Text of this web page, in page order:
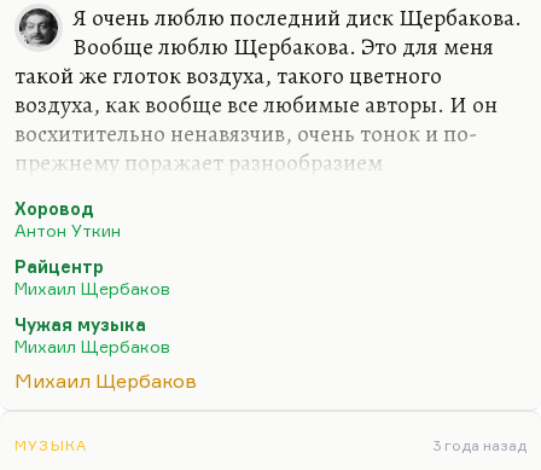
Я очень люблю последний диск Щербакова.
Вообще люблю Щербакова. Это для меня
такой же глоток воздуха, такого цветного
воздуха, как вообще все любимые авторы. И он
восхитительно ненавязчив, очень тонок и по-
прежнему поражает разнообразием
последних дисках ничего принципиально нового
о котором я писал довольно много. Практически
все, что было о нем написано в нулевые годы, оно
сохраняет свою актуальность. Когда появится
какое-то принципиально новое качество, новая
манера, новая лексика, новая тематика, тогда об
это продолжение лучших щербаковских…
Хоровод
Антон Уткин
Райцентр
Михаил Щербаков
Чужая музыка
Михаил Щербаков
Михаил Щербаков
МУЗЫКА 3 года назад